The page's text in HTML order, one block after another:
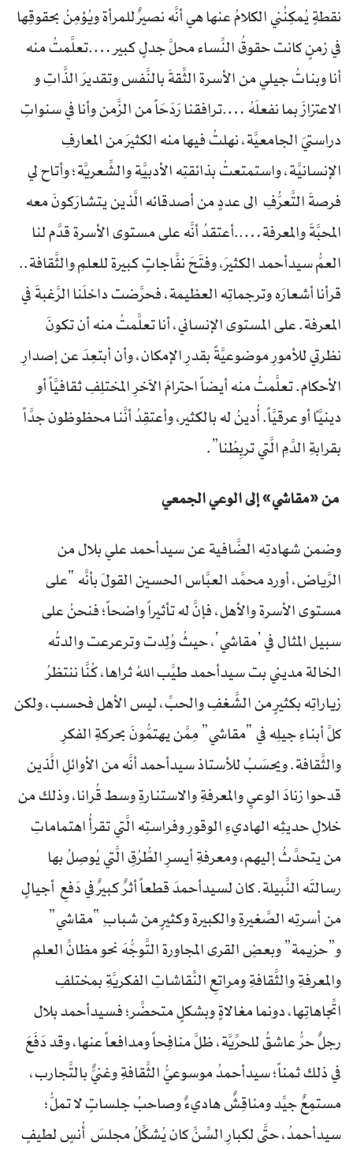
نقطةٍ يُمكِنُني الكلامُ عنها هي أنَّه نصيرٌ للمرأة ويُؤمِنُ بحقوقِها
في زمنٍ كانت حقوقُ النِّساء محلَّ جدلٍ كبير ….تعلَّمتُ منه
أنا وبناتُ جيلي من الأسرة الثِّقةَ بالنَّفس وتقديرَ الذَّاتِ و
الاعتزازَ بما نفعلَهُ ….ترافقنا رَدَحَاً من الزَّمن وأنا في سنواتِ
دراستيَ الجامعيَّة، نهلتُ فيها منه الكثيرَ من المعارفِ
الإنسانيَّة، واستمتعتُ بذائقتِه الأدبيَّةِ والشِّعريَّة؛ وأتاح لي
فرصةَ التَّعرُّفِ الى عددٍ من أصدقائه الَّذين يتشارَكونَ معه
المحبَّةَ والمعرفة…..أعتقدُ أنَّه على مستوى الأسرة قدَّم لنا
العمُّ سيدأحمد الكثيرَ، وفتَحَ نفَّاجاتٍ كبيرة للعلمِ والثَّقافة..
قرأنا أشعارَه وترجماتِه العظيمة، فحرَّضت داخلَنا الرَّغبةَ في
المعرفة. على المستوى الإنساني، أنا تعلَّمتُ منه أن تكونَ
نظرتي للأمورِ موضوعيَّةً بقدرِ الإمكان، وأن أبتعِدَ عن إصدارِ
الأحكام. تعلَّمتُ منه أيضاً احترامَ الآخرِ المختلِفِ ثقافيَّاً أو
دينيَّاً أو عرقيَّاً. أُدينُ له بالكثير، وأعتقِدُ أنَّنا محظوظون جدَّاً
بقرابةِ الدَّمِ الَّتي تربِطُنا”.
من «مقاشي» إلى الوعي الجمعي
وضمن شهادتِه الضَّافية عن سيدأحمد علي بلال من
الرَّياض، أورد محمَّد العبَّاس الحسين القولَ بأنَّه “على
مستوى الأسرة والأهل، فإنَّ له تأثيراً واضحاً؛ فنحنُ على
سبيل المثال في ’مقاشي‘، حيثُ وُلِدت وترعرعت والدتُه
الخالة مديني بت سيدأحمد طيَّب اللهُ ثراها، كُنَّا ننتظرُ
زياراتِه بكثيرٍ من الشَّغفِ والحبِّ، ليس الأهل فحسب، ولكن
كلَّ أبناءِ جيلِه في “مقاشي” مِمَّن يهتمُّونَ بحركةِ الفكرِ
والثَّقافة. ويحسَبُ للأستاذ سيدأحمد أنَّه من الأوائلِ الَّذين
قدحوا زنادَ الوعيِ والمعرفةِ والاستنارةِ وسط قُرانا، وذلك من
خلالِ حديثِه الهاديءِ الوقورِ وفراستِه الَّتي تقرأُ اهتماماتِ
من يتحدَّثُ إليهم، ومعرفةِ أيسرِ الطُّرُقِ الَّتي يُوصِلُ بها
رسالتَه النَّبيلة. كان لسيدأحمدَ قطعاً أثرٌ كبيرٌ في دَفعِ أجيالٍ
من أسرتِه الصَّغيرةِ والكبيرة وكثيرٍ من شبابِ “مقاشي”
و”حزيمة” وبعضِ القرى المجاورة التَّوجُّهَ نحو مظانِّ العلمِ
والمعرفةِ والثَّقافةِ ومراتعِ النِّقاشاتِ الفكريَّةِ بمختلفِ
اتِّجاهاتِها، دونما مغالاةٍ وبشكلٍ متحضِّر؛ فسيدأحمد بلال
رجلٌ حرُّ عاشقُ للحرِّيَّة، ظلَّ منافِحاً ومدافعاً عنها، وقد دَفَعَ
في ذلك ثمناً؛ سيدأحمدُ موسوعيُّ الثَّقافةِ وغنيٌّ بالتَّجارب،
مستمِعٌ جيِّد ومناقِشٌ هاديءٌ وصاحبُ جلساتٍ لا تملُّ؛
سيدأحمدُ، حتَّى لكبارِ السِّنِّ كان يُشكِّلُ مجلسَ أُنسٍ لطيفٍ